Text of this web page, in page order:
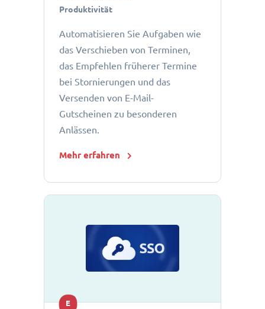
Produktivität
Automatisieren Sie Aufgaben wie
das Verschieben von Terminen,
das Empfehlen früherer Termine
bei Stornierungen und das
Versenden von E-Mail-
Gutscheinen zu besonderen
Anlässen.
Mehr erfahren
E